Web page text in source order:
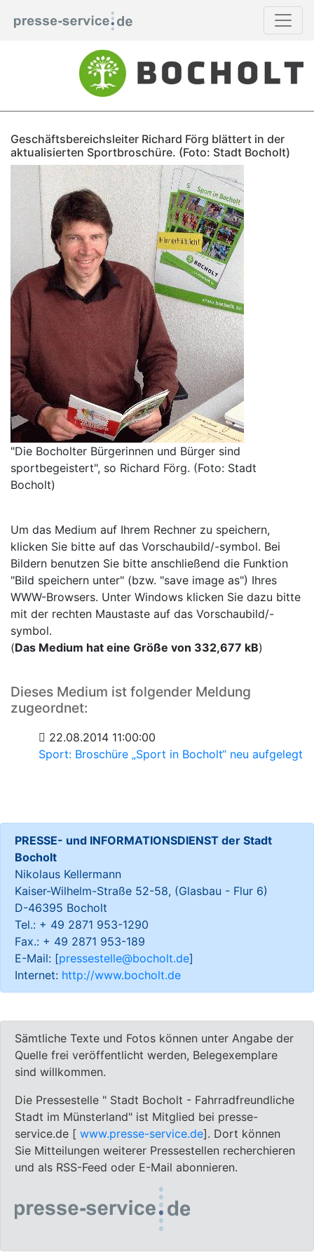
Geschäftsbereichsleiter Richard Förg blättert in der
aktualisierten Sportbroschüre. (Foto: Stadt Bocholt)
"Die Bocholter Bürgerinnen und Bürger sind
sportbegeistert", so Richard Förg. (Foto: Stadt
Bocholt)
Um das Medium auf Ihrem Rechner zu speichern,
klicken Sie bitte auf das Vorschaubild/-symbol. Bei
Bildern benutzen Sie bitte anschließend die Funktion
"Bild speichern unter" (bzw. "save image as") Ihres
WWW-Browsers. Unter Windows klicken Sie dazu bitte
mit der rechten Maustaste auf das Vorschaubild/-
symbol.
(Das Medium hat eine Größe von 332,677 kB)
Dieses Medium ist folgender Meldung
zugeordnet:
22.08.2014 11:00:00
Sport: Broschüre „Sport in Bocholt“ neu aufgelegt
PRESSE- und INFORMATIONSDIENST der Stadt
Bocholt
Nikolaus Kellermann
Kaiser-Wilhelm-Straße 52-58, (Glasbau - Flur 6)
D-46395 Bocholt
Tel.: + 49 2871 953-1290
Fax.: + 49 2871 953-189
E-Mail: [pressestelle@bocholt.de]
Internet: http://www.bocholt.de
Sämtliche Texte und Fotos können unter Angabe der
Quelle frei veröffentlicht werden, Belegexemplare
sind willkommen.
Die Pressestelle " Stadt Bocholt - Fahrradfreundliche
Stadt im Münsterland" ist Mitglied bei presse-
service.de [ www.presse-service.de]. Dort können
Sie Mitteilungen weiterer Pressestellen recherchieren
und als RSS-Feed oder E-Mail abonnieren.